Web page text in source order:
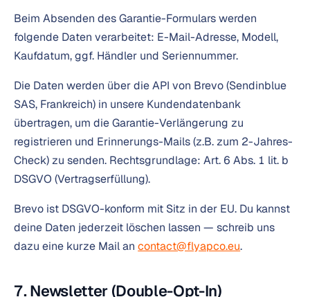
Beim Absenden des Garantie-Formulars werden
folgende Daten verarbeitet: E-Mail-Adresse, Modell,
Kaufdatum, ggf. Händler und Seriennummer.
Die Daten werden über die API von Brevo (Sendinblue
SAS, Frankreich) in unsere Kundendatenbank
übertragen, um die Garantie-Verlängerung zu
registrieren und Erinnerungs-Mails (z.B. zum 2-Jahres-
Check) zu senden. Rechtsgrundlage: Art. 6 Abs. 1 lit. b
DSGVO (Vertragserfüllung).
Brevo ist DSGVO-konform mit Sitz in der EU. Du kannst
deine Daten jederzeit löschen lassen — schreib uns
dazu eine kurze Mail ancontact@flyapco.eu.
7. Newsletter (Double-Opt-In)